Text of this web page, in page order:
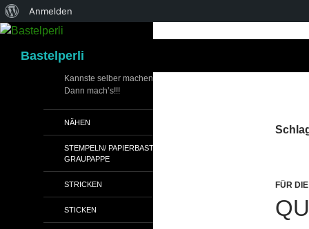
Über
WordPress
Anmelden
Bastelperli
FÜR
Kannste selber machen?
Dann mach’s!!!
NÄHEN
STEMPELN/ PAPIERBASTELN/
GRAUPAPPE
STRICKEN
STICKEN